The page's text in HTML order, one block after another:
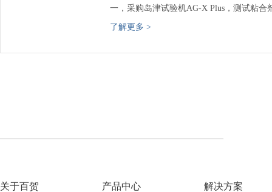
一，采购岛津试验机AG-X Plus，测试粘合
进行材料的剥离试验。
了解更多 >
关于百贺 产品中心 解决方案